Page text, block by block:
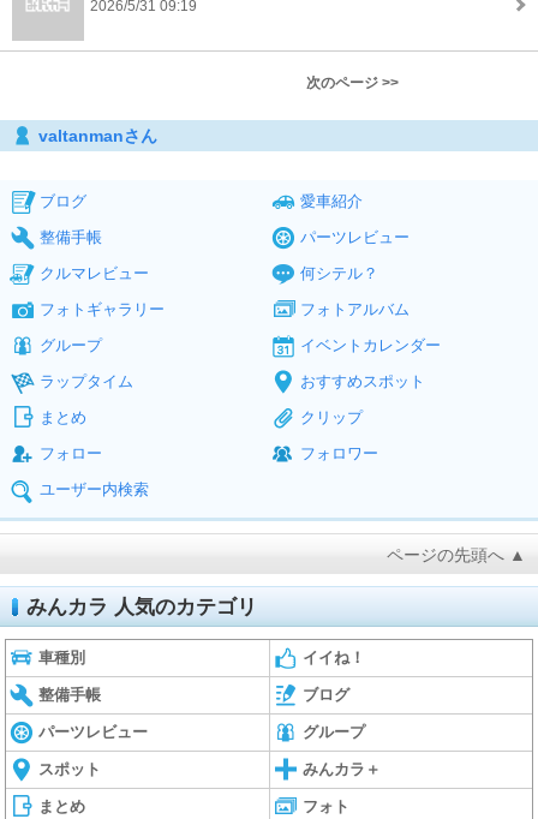
2026/5/31 09:19
次のページ >>
valtanmanさん
ブログ
愛車紹介
整備手帳
パーツレビュー
クルマレビュー
何シテル？
フォトギャラリー
フォトアルバム
グループ
イベントカレンダー
ラップタイム
おすすめスポット
まとめ
クリップ
フォロー
フォロワー
ユーザー内検索
ページの先頭へ ▲
みんカラ 人気のカテゴリ
車種別 イイね！
整備手帳 ブログ
パーツレビュー グループ
スポット みんカラ＋
まとめ フォト